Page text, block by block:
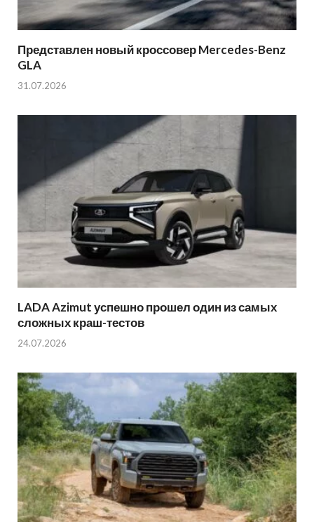
Представлен новый кроссовер Mercedes-Benz
GLA
31.07.2026
LADA Azimut успешно прошел один из самых
сложных краш-тестов
24.07.2026